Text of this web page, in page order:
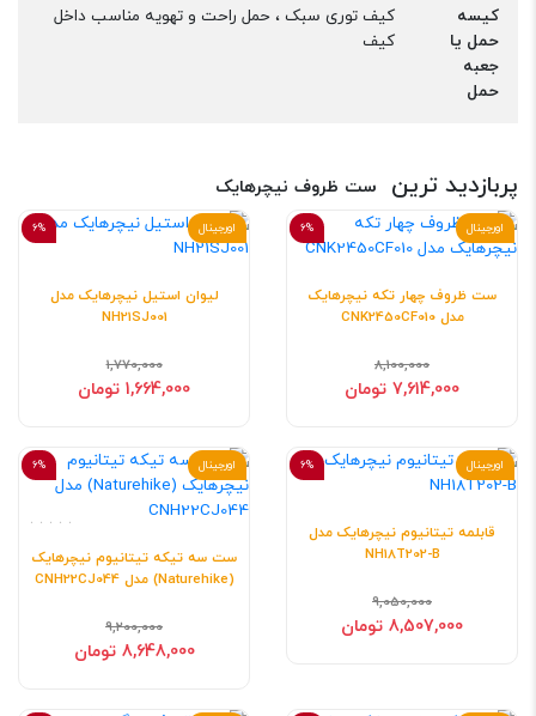
کیسه
حمل یا
جعبه
حمل
کیف توری سبک ، حمل راحت و تهویه مناسب داخل
کیف
پربازدید ترین ست ظروف نیچرهایک
6% اورجینال
ست ظروف چهار تکه نیچرهایک
مدل CNK2450CF010
8,100,000
7,614,000 تومان
6% اورجینال
لیوان استیل نیچرهایک مدل
NH21SJ001
1,770,000
1,664,000 تومان
6% اورجینال
قابلمه تیتانیوم نیچرهایک مدل
NH18T202-B
9,050,000
8,507,000 تومان
6% اورجینال
ست سه تیکه تیتانیوم نیچرهایک
(Naturehike) مدل CNH22CJ044
9,200,000
8,648,000 تومان